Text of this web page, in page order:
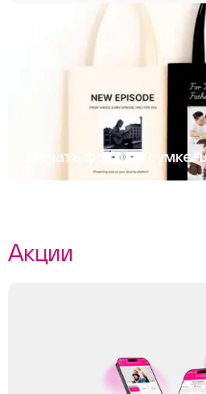
Печать фото на
Акции